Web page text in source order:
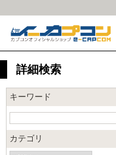
詳細検索
キーワード
カテゴリ